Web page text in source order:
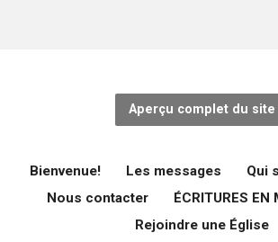
Aperçu complet du site
Bienvenue! Les messages
Qui
Nous contacter
ÉCRITURES EN
Rejoindre une Église